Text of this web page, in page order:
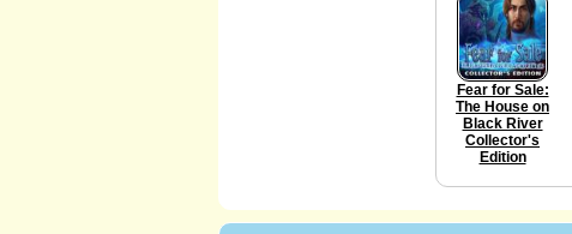
Fear for Sale:
The House on
Black River
Collector's
Edition